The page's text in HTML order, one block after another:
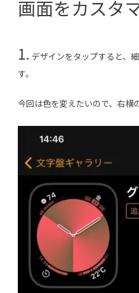
画面をカスタ
1. デザインをタップすると、
す。
今回は色を変えたいので、右横